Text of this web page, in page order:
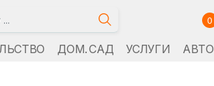
0
ДОМ. САД УСЛУГИ АВТО